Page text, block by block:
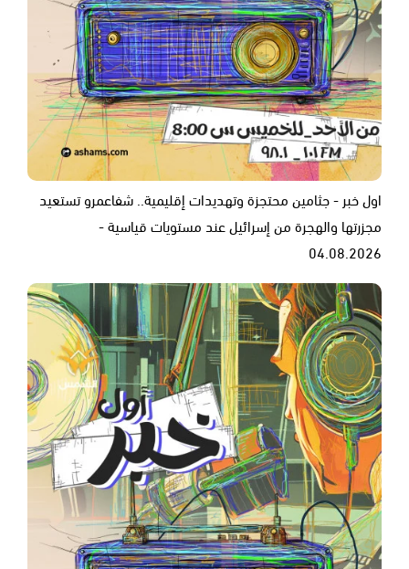
اول خبر - جثامين محتجزة وتهديدات إقليمية.. شفاعمرو تستعيد
مجزرتها والهجرة من إسرائيل عند مستويات قياسية -
04.08.2026